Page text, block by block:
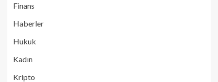
Finans
Haberler
Hukuk
Kadın
Kripto